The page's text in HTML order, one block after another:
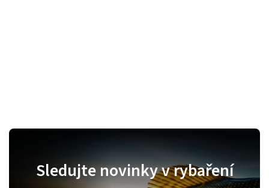
Sledujte novinky v rybaření